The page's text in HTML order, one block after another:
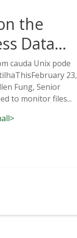
the
Data
cauda Unix pode
23,
Fung, Senior
to monitor files...